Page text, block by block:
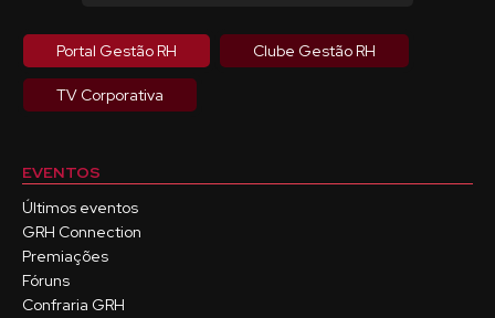
Portal Gestão RH Clube Gestão RH
TV Corporativa
EVENTOS
Últimos eventos
GRH Connection
Premiações
Fóruns
Confraria GRH